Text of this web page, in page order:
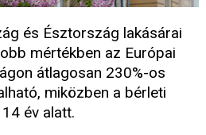
és Észtország lakásárai
mértékben az Európai
átlagosan 230%-os
miközben a bérleti
év alatt.